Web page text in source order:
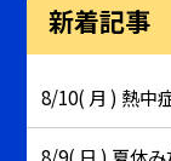
新着記事
8/10( 月 ) 熱中